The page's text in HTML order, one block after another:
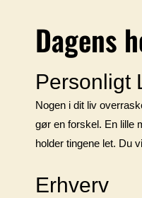
Dagens
Personligt
Nogen i dit liv
gør en forskel. En lille
holder tingene let. Du
Erhverv